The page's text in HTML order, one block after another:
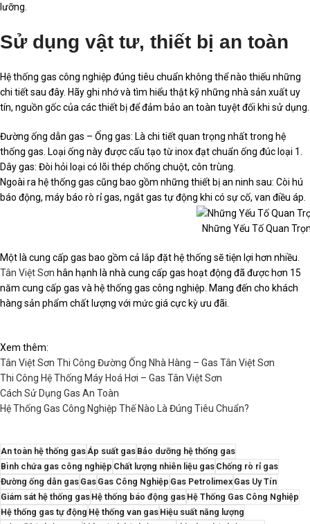
lưỡng.
Sử dụng vật tư, thiết bị an toàn
Hệ thống gas công nghiệp đúng tiêu chuẩn không thể nào thiếu những
chi tiết sau đây. Hãy ghi nhớ và tìm hiểu thật kỹ những nhà sản xuất uy
tín, nguồn gốc của các thiết bị để đảm bảo an toàn tuyệt đối khi sử dụng.
Đường ống dẫn gas – Ống gas: Là chi tiết quan trọng nhất trong hệ
thống gas. Loại ống này được cấu tạo từ inox đạt chuẩn ống đúc loại 1.
Dây gas: Đòi hỏi loại có lõi thép chống chuột, côn trùng.
Ngoài ra hệ thống gas cũng bao gồm những thiết bị an ninh sau: Còi hú
báo động, máy báo rò rỉ gas, ngắt gas tự động khi có sự cố, van điều áp.
Những Yếu Tố Quan
Một là cung cấp gas bao gồm cả lắp đặt hệ thống sẽ tiện lợi hơn nhiều.
Tân Việt Sơn hân hạnh là nhà cung cấp gas hoạt động đã được hơn 15
năm cung cấp gas và hệ thống gas công nghiệp. Mang đến cho khách
hàng sản phẩm chất lượng với mức giá cực kỳ ưu đãi.
Xem thêm:
Tân Việt Sơn Thi Công Đường Ống Nhà Hàng – Gas Tân Việt Sơn
Thi Công Hệ Thống Máy Hoá Hơi – Gas Tân Việt Sơn
Cách Sử Dụng Gas An Toàn
Hệ Thống Gas Công Nghiệp Thế Nào Là Đúng Tiêu Chuẩn?
An toàn hệ thống gasÁp suất gasBảo dưỡng hệ thống gas
Bình chứa gas công nghiệp Chất lượng nhiên liệu gasChống rò rỉ gas
Đường ống dẫn gasGasGas Công Nghiệp Gas PetrolimexGas Uy Tín
Giám sát hệ thống gasHệ thống báo động gasHệ Thống Gas Công Nghiệp
Hệ thống gas tự động Hệ thống van gasHiệu suất năng lượng